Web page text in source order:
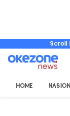
Scroll
HOME